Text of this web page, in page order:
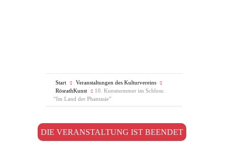
Start
Veranstaltungen des Kulturvereins
RösrathKunst
10. Kunstsommer im Schloss:
“Im Land der Phantasie”
DIE VERANSTALTUNG IST BEENDET